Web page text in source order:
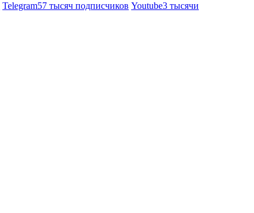
Telegram57 тысяч подписчиков Youtube3 тысячи